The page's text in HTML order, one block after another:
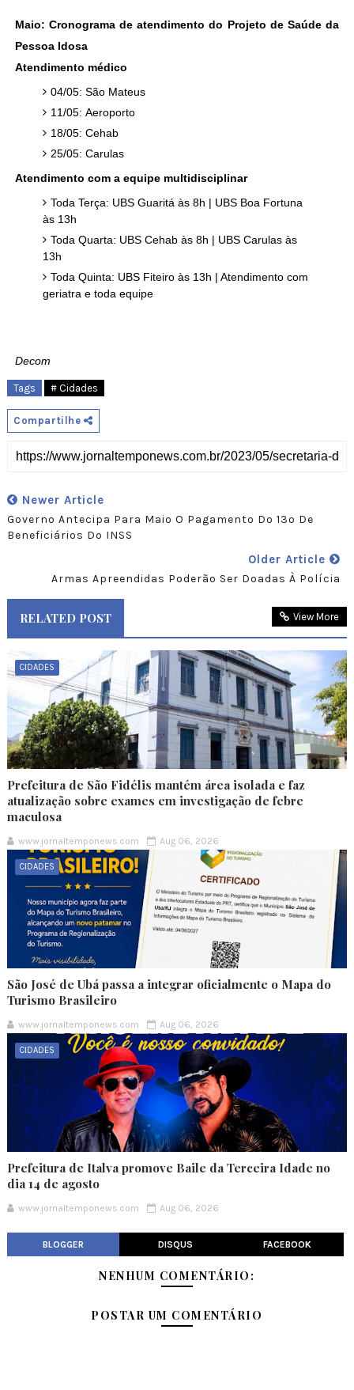
Maio: Cronograma de atendimento do Projeto de Saúde da
Pessoa Idosa
Atendimento médico
04/05: São Mateus
11/05: Aeroporto
18/05: Cehab
25/05: Carulas
Atendimento com a equipe multidisciplinar
Toda Terça: UBS Guaritá às 8h | UBS Boa Fortuna
às 13h
Toda Quarta: UBS Cehab às 8h | UBS Carulas às
13h
Toda Quinta: UBS Fiteiro às 13h | Atendimento com
geriatra e toda equipe
Decom
Tags # Cidades
Compartilhe
Newer Article
Governo Antecipa Para Maio O Pagamento Do 13º De
Beneficiários Do INSS
Older Article
Armas Apreendidas Poderão Ser Doadas À Polícia
RELATED POST View More
CIDADES
Prefeitura de São Fidélis mantém área isolada e faz
atualização sobre exames em investigação de febre
maculosa
www.jornaltemponews.com Aug 06, 2026
CIDADES
São José de Ubá passa a integrar oficialmente o Mapa do
Turismo Brasileiro
www.jornaltemponews.com Aug 06, 2026
CIDADES
Prefeitura de Italva promove Baile da Terceira Idade no
dia 14 de agosto
www.jornaltemponews.com Aug 06, 2026
BLOGGER DISQUS FACEBOOK
NENHUM COMENTÁRIO:
POSTAR UM COMENTÁRIO